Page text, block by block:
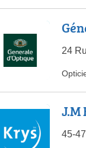
24
J.M
45-